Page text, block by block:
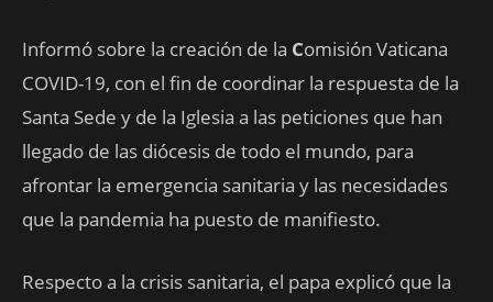
Informó sobre la creación de la Comisión Vaticana
COVID-19, con el fin de coordinar la respuesta de la
Santa Sede y de la Iglesia a las peticiones que han
llegado de las diócesis de todo el mundo, para
afrontar la emergencia sanitaria y las necesidades
que la pandemia ha puesto de manifiesto.
Respecto a la crisis sanitaria, el papa explicó que la